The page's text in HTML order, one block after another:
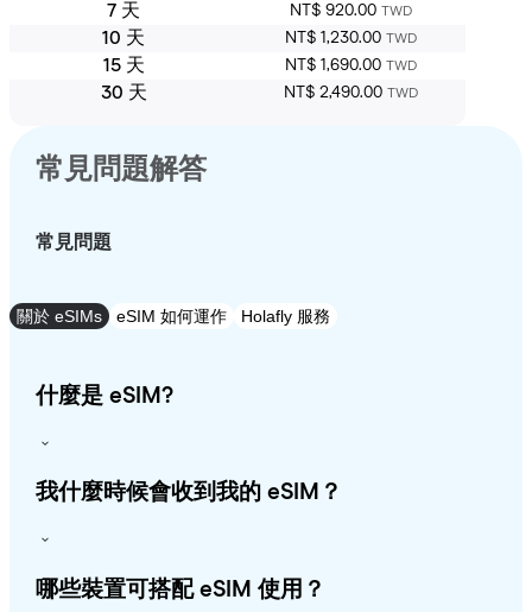
7 天 NT$ 920.00 TWD
10 天 NT$ 1,230.00 TWD
15 天 NT$ 1,690.00 TWD
30 天 NT$ 2,490.00 TWD
常見問題解答
常見問題
關於 eSIMs eSIM 如何運作 Holafly 服務
什麼是 eSIM?
我什麼時候會收到我的 eSIM？
哪些裝置可搭配 eSIM 使用？